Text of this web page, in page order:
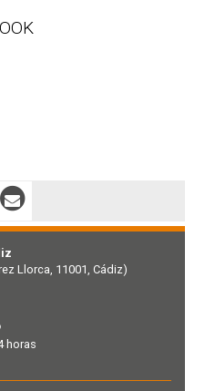
Llorca, 11001, Cádiz)
horas